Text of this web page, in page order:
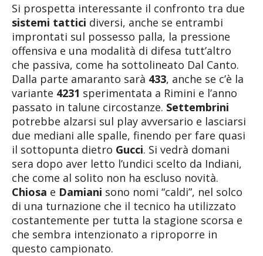
Si prospetta interessante il confronto tra due
sistemi tattici diversi, anche se entrambi
improntati sul possesso palla, la pressione
offensiva e una modalità di difesa tutt’altro
che passiva, come ha sottolineato Dal Canto.
Dalla parte amaranto sarà 433, anche se c’è la
variante 4231 sperimentata a Rimini e l’anno
passato in talune circostanze. Settembrini
potrebbe alzarsi sul play avversario e lasciarsi
due mediani alle spalle, finendo per fare quasi
il sottopunta dietro Gucci. Si vedrà domani
sera dopo aver letto l’undici scelto da Indiani,
che come al solito non ha escluso novità.
Chiosa e Damiani sono nomi “caldi”, nel solco
di una turnazione che il tecnico ha utilizzato
costantemente per tutta la stagione scorsa e
che sembra intenzionato a riproporre in
questo campionato.